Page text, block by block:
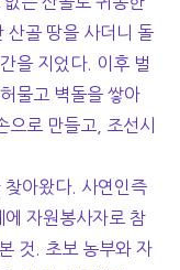
산골 땅을 사더니 돌
을 지었다. 이후 벌
물고 벽돌을 쌓아
으로 만들고, 조선시
찾아왔다. 사연인즉
자원봉사자로 참
것. 초보 농부와 자